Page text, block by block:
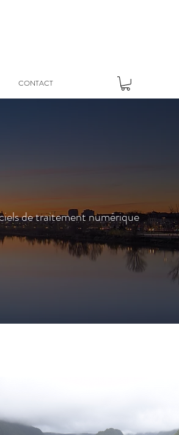
CONTACT
de traitement numérique